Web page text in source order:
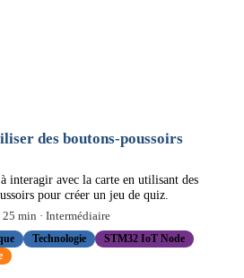
des boutons-poussoirs
interagir avec la carte en utilisant des
pour créer un jeu de quiz.
25 min · Intermédiaire
Technologie
STM32 IoT Node